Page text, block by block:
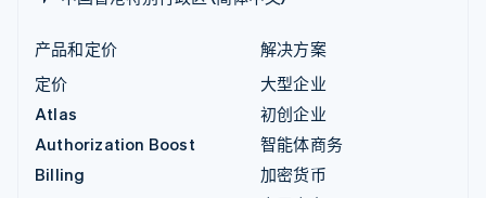
产品和定价
定价
Atlas
Authorization Boost
Billing
解决方案
大型企业
初创企业
智能体商务
加密货币